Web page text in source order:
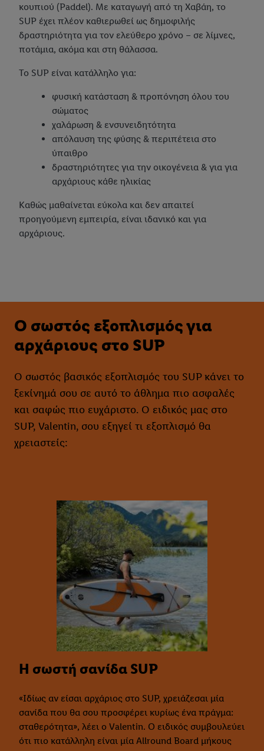
κουπιού (Paddel). Με καταγωγή από τη Χαβάη, το
SUP έχει πλέον καθιερωθεί ως δημοφιλής
δραστηριότητα για τον ελεύθερο χρόνο – σε λίμνες,
ποτάμια, ακόμα και στη θάλασσα.
Το SUP είναι κατάλληλο για:
φυσική κατάσταση & προπόνηση όλου του
σώματος
χαλάρωση & ενσυνειδητότητα
απόλαυση της φύσης & περιπέτεια στο
ύπαιθρο
δραστηριότητες για την οικογένεια & για για
αρχάριους κάθε ηλικίας
Καθώς μαθαίνεται εύκολα και δεν απαιτεί
προηγούμενη εμπειρία, είναι ιδανικό και για
αρχάριους.
Ο σωστός εξοπλισμός για
αρχάριους στο SUP
Ο σωστός βασικός εξοπλισμός του SUP κάνει το
ξεκίνημά σου σε αυτό το άθλημα πιο ασφαλές
και σαφώς πιο ευχάριστο. Ο ειδικός μας στο
SUP, Valentin, σου εξηγεί τι εξοπλισμό θα
χρειαστείς:
Η σωστή σανίδα SUP
«Ιδίως αν είσαι αρχάριος στο SUP, χρειάζεσαι μία
σανίδα που θα σου προσφέρει κυρίως ένα πράγμα:
σταθερότητα», λέει ο Valentin. Ο ειδικός συμβουλεύει
ότι πιο κατάλληλη είναι μία Allround Board μήκους